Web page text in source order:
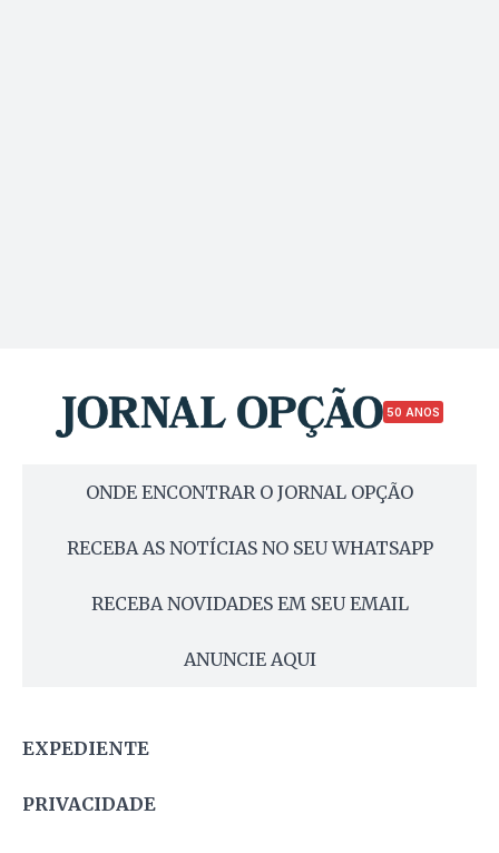
50 ANOS
ONDE ENCONTRAR O JORNAL OPÇÃO
RECEBA AS NOTÍCIAS NO SEU WHATSAPP
RECEBA NOVIDADES EM SEU EMAIL
ANUNCIE AQUI
EXPEDIENTE
PRIVACIDADE